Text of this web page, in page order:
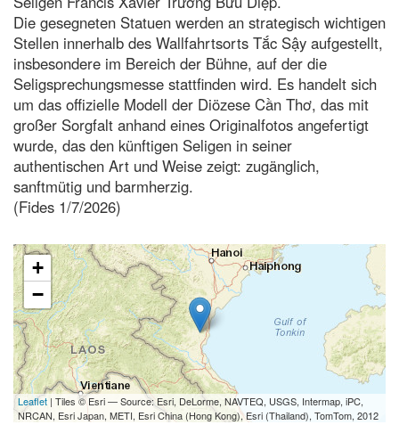
Die gesegneten Statuen werden an strategisch wichtigen
Stellen innerhalb des Wallfahrtsorts Tắc Sậy aufgestellt,
insbesondere im Bereich der Bühne, auf der die
Seligsprechungsmesse stattfinden wird. Es handelt sich
um das offizielle Modell der Diözese Cần Thơ, das mit
großer Sorgfalt anhand eines Originalfotos angefertigt
wurde, das den künftigen Seligen in seiner
authentischen Art und Weise zeigt: zugänglich,
sanftmütig und barmherzig.
(Fides 1/7/2026)
+
−
Leaflet | Tiles © Esri — Source: Esri, DeLorme, NAVTEQ, USGS, Intermap, iPC,
NRCAN, Esri Japan, METI, Esri China (Hong Kong), Esri (Thailand), TomTom, 2012